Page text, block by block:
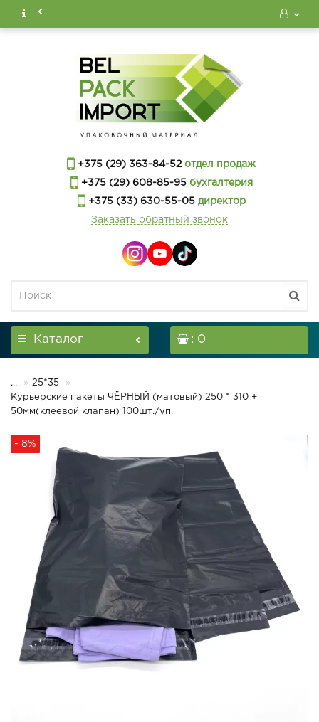
+375 (29) 363-84-52 отдел продаж
+375 (29) 608-85-95бухгалтерия
+375 (33) 630-55-05директор
Заказать обратный звонок
Каталог : 0
...
25*35
Курьерские пакеты ЧЁРНЫЙ (матовый) 250 * 310 +
50мм(клеевой клапан) 100шт./уп.
- 8%